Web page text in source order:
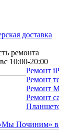
доставка
ремонта
10:00-20:00
Ремонт
Ремонт
Ремонт
Ремонт